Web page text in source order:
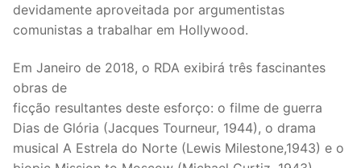
devidamente aproveitada por argumentistas
comunistas a trabalhar em Hollywood.
Em Janeiro de 2018, o RDA exibirá três fascinantes
obras de
ficção resultantes deste esforço: o filme de guerra
Dias de Glória (Jacques Tourneur, 1944), o drama
musical A Estrela do Norte (Lewis Milestone,1943) e o